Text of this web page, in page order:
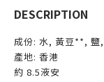
DESCRIPTION
成份: 水, 黃豆**, 鹽
產地: 香港
約 8.5液安